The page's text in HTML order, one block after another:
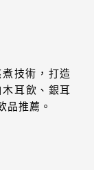
技術，打造
耳飲、銀耳
品推薦。